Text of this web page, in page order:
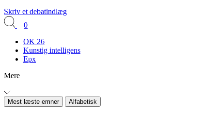
Skriv et debatindlæg
0
OK 26
Kunstig intelligens
Epx
Mere
Mest læste emner Alfabetisk